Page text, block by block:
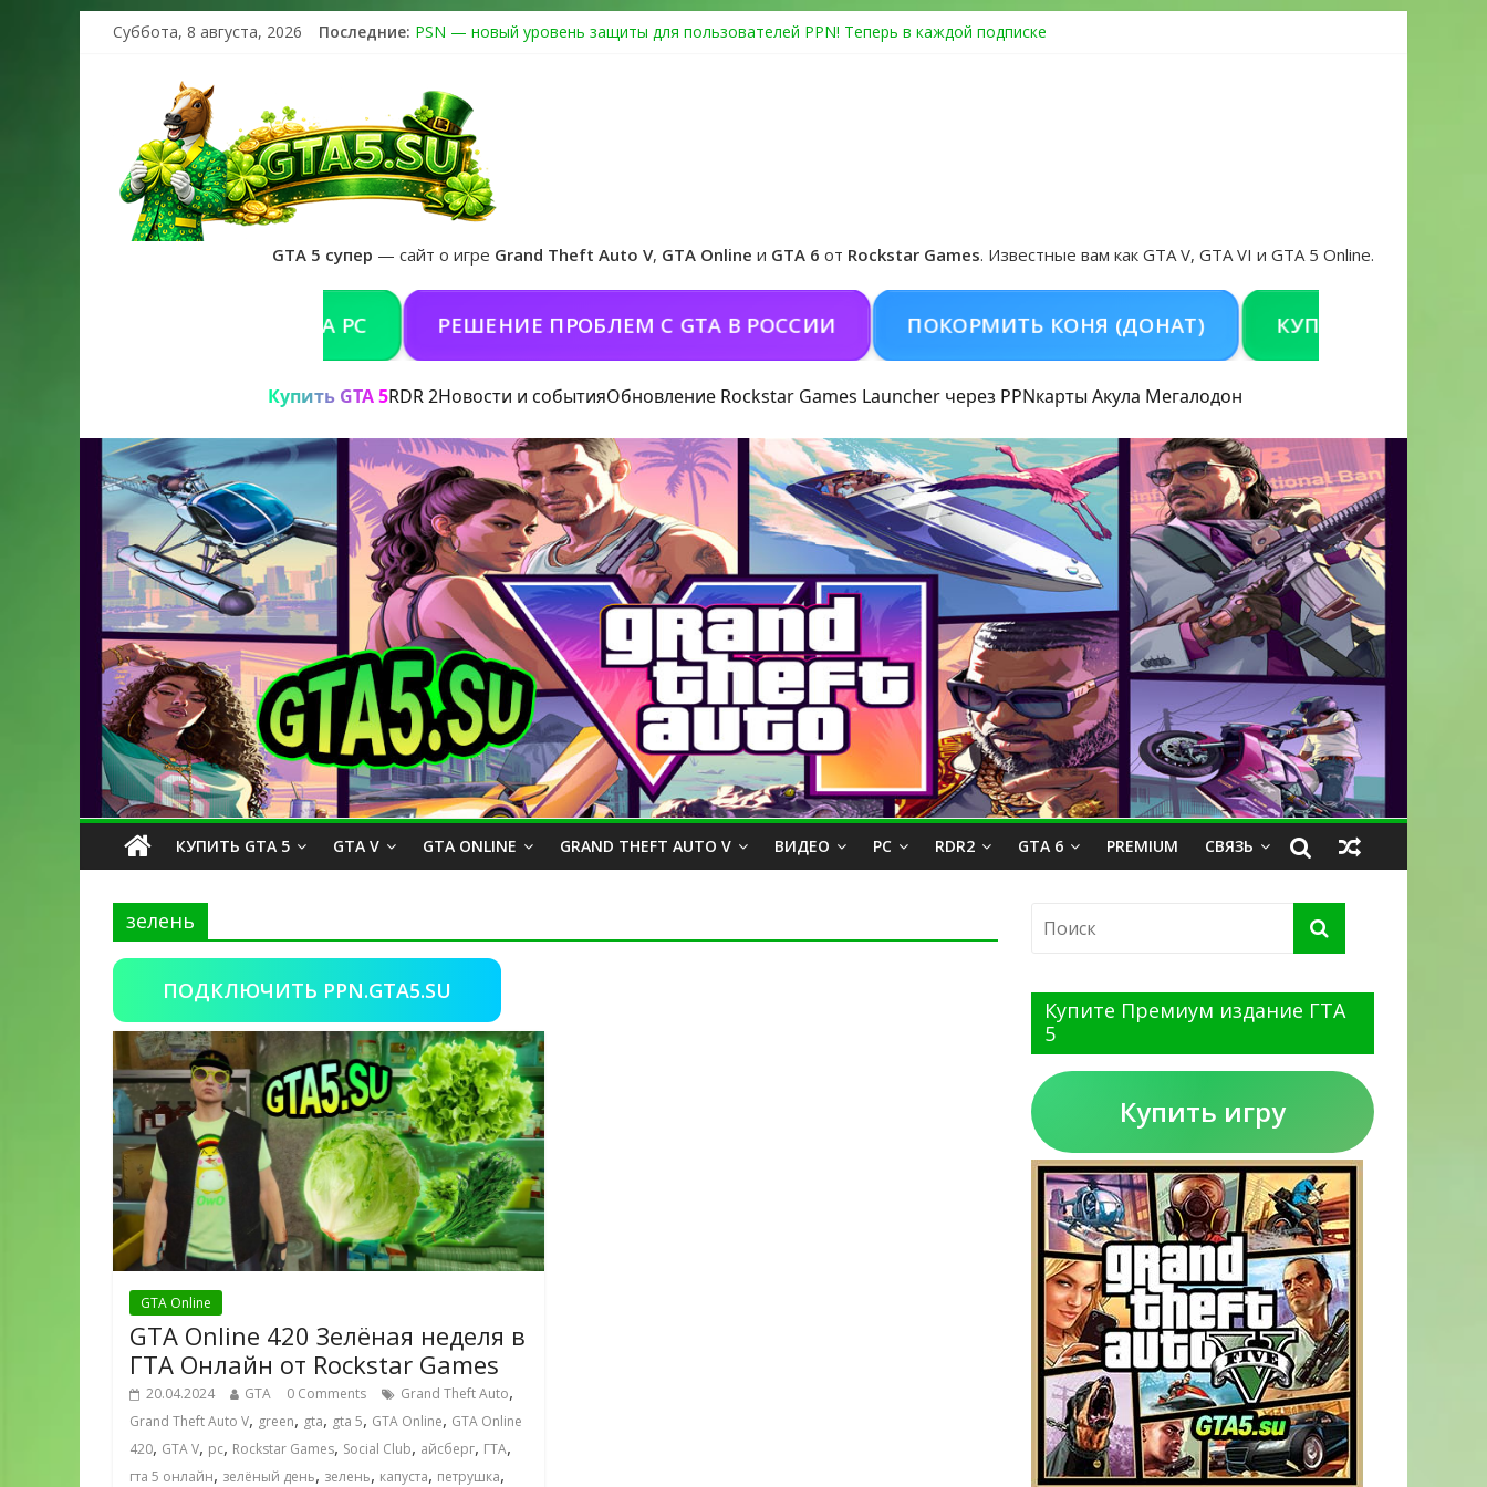
Суббота, 8 августа, 2026 Последние: PSN — новый уровень защиты для пользователей PPN! Теперь в каждой подписке
Получайте особые награды в GTA Online по программе Fine Art Collector
GTA 6 официальная обложка игры и Предзаказ Grand Theft Auto VI
GTA 5 супер — сайт о игре Grand Theft Auto V, GTA Online и GTA 6 от Rockstar Games. Известные вам как GTA V, GTA VI и GTA 5 Online.
РЕШЕНИЕ ПРОБЛЕМ С GTA В РОССИИ ПОКОРМИТЬ КОНЯ (ДОНАТ) КУПИТЬ GTA 5 ONLINE
Купить GTA 5RDR 2Новости и событияОбновление Rockstar Games Launcher через PPNкарты Акула Мегалодон
КУПИТЬ GTA 5 GTA V GTA ONLINE GRAND THEFT AUTO V ВИДЕО PC RDR2 GTA 6 PREMIUM СВЯЗЬ
зелень
ПОДКЛЮЧИТЬ PPN.GTA5.SU
GTA Online
GTA Online 420 Зелёная неделя в
ГТА Онлайн от Rockstar Games
20.04.2024 GTA 0 Comments Grand Theft Auto,
Grand Theft Auto V, green, gta, gta 5, GTA Online, GTA Online
420, GTA V, pc, Rockstar Games, Social Club, айсберг, ГТА,
гта 5 онлайн, зелёный день, зелень, капуста, петрушка,
Купите Премиум издание ГТА
5
Купить игру